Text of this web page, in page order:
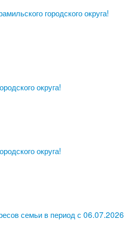
городского округа!
округа!
округа!
семьи в период с 06.07.2026